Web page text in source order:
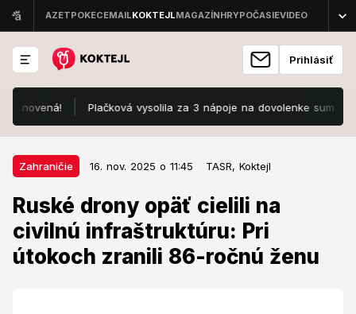
Prihlásiť
Plačková vysolila za 3 nápoje na dovolenke sumu, z
Zahraničie 16. nov. 2025 o 11:45 TASR, Koktejl
Ruské drony opäť cielili na
civilnú infraštruktúru: Pri
útokoch zranili 86-ročnú ženu
Zahraničie 16. nov. 2025 o 11:45
Ruské drony opäť cielili na civilnú
infraštruktúru: Pri útokoch zranili
86-ročnú ženu